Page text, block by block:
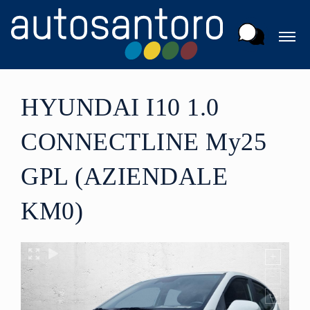
HYUNDAI I10 1.0
CONNECTLINE My25
GPL (AZIENDALE
KM0)